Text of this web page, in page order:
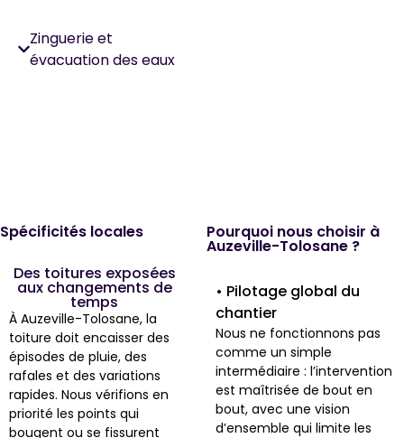
Zinguerie et
évacuation des eaux
Spécificités locales
Des toitures exposées
aux changements de
temps
À Auzeville-Tolosane, la
toiture doit encaisser des
épisodes de pluie, des
rafales et des variations
rapides. Nous vérifions en
priorité les points qui
bougent ou se fissurent
Pourquoi nous choisir à
Auzeville-Tolosane ?
• Pilotage global du
chantier
Nous ne fonctionnons pas
comme un simple
intermédiaire : l’intervention
est maîtrisée de bout en
bout, avec une vision
d’ensemble qui limite les